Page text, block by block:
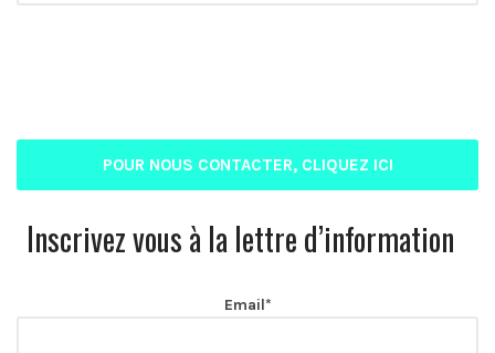
POUR NOUS CONTACTER, CLIQUEZ ICI
Inscrivez vous à la lettre d’information
Email*